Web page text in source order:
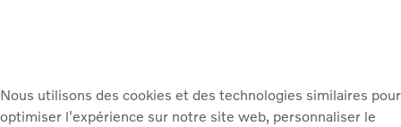
que vous ne payez jamais deux fois pour la même
Nous utilisons des cookies et des technologies similaires pour
optimiser l'expérience sur notre site web, personnaliser le